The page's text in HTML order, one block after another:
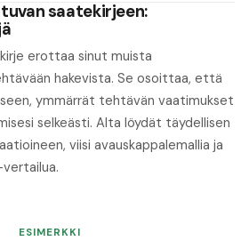
saatekirjeen:
erottaa sinut muista
hakevista. Se osoittaa, että
ymmärrät tehtävän vaatimukset
selkeästi. Alta löydät täydellisen
viisi avauskappalemallia ja
ESIMERKKI